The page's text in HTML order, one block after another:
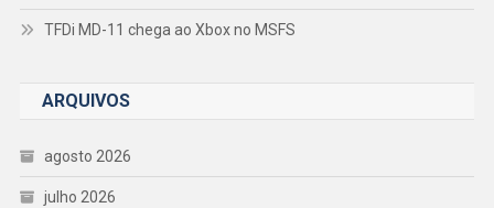
TFDi MD-11 chega ao Xbox no MSFS
ARQUIVOS
agosto 2026
julho 2026